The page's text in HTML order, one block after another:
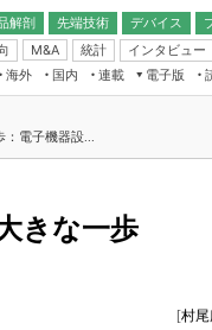
解剖
先端技術
デバイス
M&A 統計 インタビュー
フィジカルAI
読者調査（EE Times
海外 国内
連載
みプレイバ
電子版
電子機器設...
きな一歩
[村